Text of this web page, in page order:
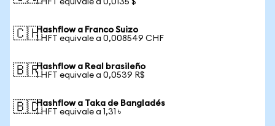
1 HFT equivale a 0,0135 $
🇨🇭Hashflow a Franco Suizo
1 HFT equivale a 0,008549 CHF
🇧🇷Hashflow a Real brasileño
1 HFT equivale a 0,0539 R$
🇧🇩Hashflow a Taka de Bangladés
1 HFT equivale a 1,31 ৳